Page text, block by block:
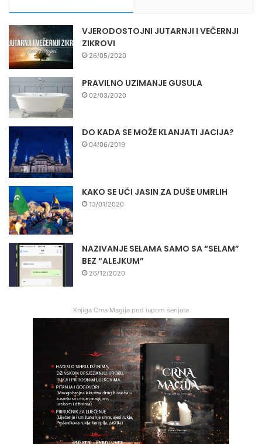
VJERODOSTOJNI JUTARNJI I VEČERNJI
ZIKROVI
26/05/2020
PRAVILNO UZIMANJE GUSULA
02/03/2020
DO KADA SE MOŽE KLANJATI JACIJA?
04/06/2019
KAKO SE UČI JASIN ZA DUŠE UMRLIH
13/01/2020
NAZIVANJE SELAMA SAMO SA “SELAM”
BEZ “ALEJKUM”
26/12/2020
Knjiga Crna Magija pod lupom šerijata